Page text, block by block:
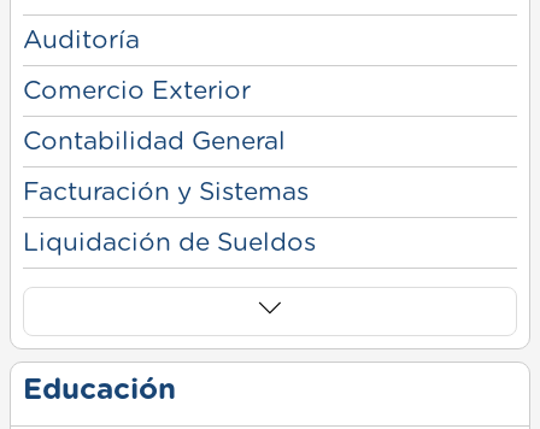
Auditoría
Comercio Exterior
Contabilidad General
Facturación y Sistemas
Liquidación de Sueldos
Educación